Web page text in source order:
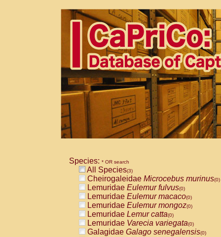
Species: * OR search
All Species(3)
Cheirogaleidae Microcebus murinus(0)
Lemuridae Eulemur fulvus(0)
Lemuridae Eulemur macaco(0)
Lemuridae Eulemur mongoz(0)
Lemuridae Lemur catta(0)
Lemuridae Varecia variegata(0)
Galagidae Galago senegalensis(0)